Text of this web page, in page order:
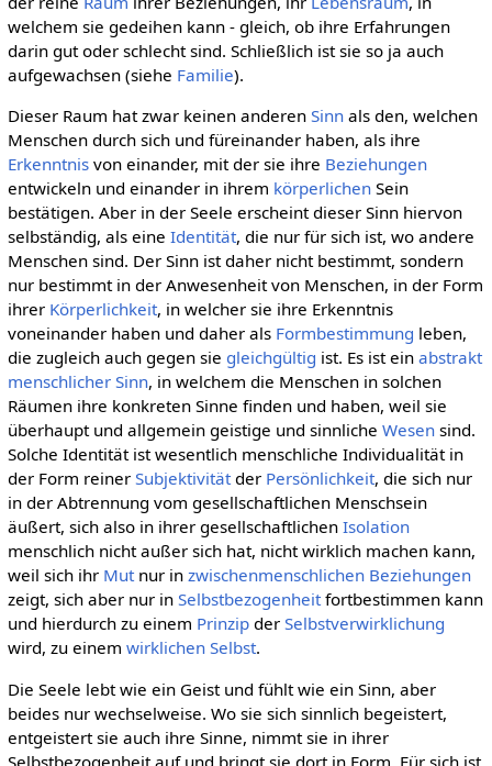
welchem sie gedeihen kann - gleich, ob ihre Erfahrungen
darin gut oder schlecht sind. Schließlich ist sie so ja auch
aufgewachsen (siehe Familie).
Dieser Raum hat zwar keinen anderen Sinnals den, welchen
Menschen durch sich und füreinander haben, als ihre
Erkenntnisvon einander, mit der sie ihre Beziehungen
entwickeln und einander in ihrem körperlichenSein
bestätigen. Aber in der Seele erscheint dieser Sinn hiervon
selbständig, als eine Identität, die nur für sich ist, wo andere
Menschen sind. Der Sinn ist daher nicht bestimmt, sondern
nur bestimmt in der Anwesenheit von Menschen, in der Form
ihrer Körperlichkeit, in welcher sie ihre Erkenntnis
voneinander haben und daher als Formbestimmung leben,
die zugleich auch gegen sie gleichgültig ist. Es ist ein abstrakt
menschlicher Sinn, in welchem die Menschen in solchen
Räumen ihre konkreten Sinne finden und haben, weil sie
überhaupt und allgemein geistige und sinnliche Wesensind.
Solche Identität ist wesentlich menschliche Individualität in
der Form reiner Subjektivitätder Persönlichkeit, die sich nur
in der Abtrennung vom gesellschaftlichen Menschsein
äußert, sich also in ihrer gesellschaftlichen Isolation
menschlich nicht außer sich hat, nicht wirklich machen kann,
weil sich ihr Mutnur in zwischenmenschlichen Beziehungen
zeigt, sich aber nur in Selbstbezogenheitfortbestimmen kann
und hierdurch zu einem Prinzipder Selbstverwirklichung
wird, zu einem wirklichen Selbst.
Die Seele lebt wie ein Geist und fühlt wie ein Sinn, aber
beides nur wechselweise. Wo sie sich sinnlich begeistert,
entgeistert sie auch ihre Sinne, nimmt sie in ihrer
Selbstbezogenheit auf und bringt sie dort in Form. Für sich ist